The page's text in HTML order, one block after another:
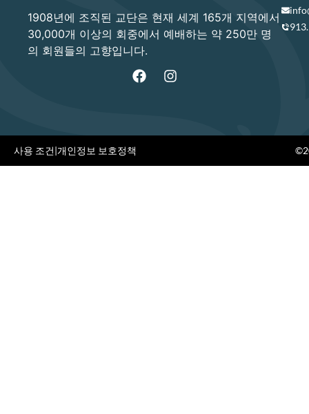
1908년에 조직된 교단은 현재 세계 165개 지역에서
30,000개 이상의 회중에서 예배하는 약 250만 명
의 회원들의 고향입니다.
사용 조건|개인정보 보호정책